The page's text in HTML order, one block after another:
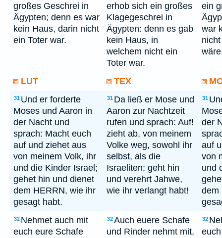
großes Geschrei in
Ägypten; denn es war
kein Haus, darin nicht
ein Toter war.
erhob sich ein großes
Klagegeschrei in
Ägypten: denn es gab
kein Haus, in
welchem nicht ein
Toter war.
ein
war
LUT TEX
31 Und er forderte
Moses und Aaron in
der Nacht und
sprach: Macht euch
auf und ziehet aus
von meinem Volk, ihr
und die Kinder Israel;
gehet hin und dienet
dem HERRN, wie ihr
gesagt habt.
31 Da ließ er Mose und
Aaron zur Nachtzeit
rufen und sprach: Auf!
zieht ab, von meinem
Volke weg, sowohl ihr
selbst, als die
Israeliten; geht hin
und verehrt Jahwe,
wie ihr verlangt habt!
31
der
auf
von
und
dem
32 Nehmet auch mit
euch eure Schafe
32Auch euere Schafe
und Rinder nehmt mit,
32